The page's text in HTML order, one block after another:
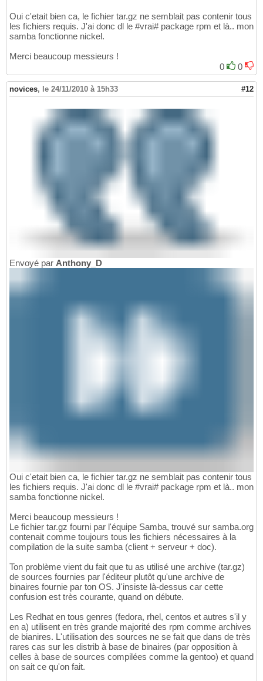
Oui c'etait bien ca, le fichier tar.gz ne semblait pas contenir tous
les fichiers requis. J'ai donc dl le #vrai# package rpm et là.. mon
samba fonctionne nickel.
Merci beaucoup messieurs !
0
0
novices, le 24/11/2010 à 15h33 #12
Envoyé par Anthony_D
Oui c'etait bien ca, le fichier tar.gz ne semblait pas contenir tous
les fichiers requis. J'ai donc dl le #vrai# package rpm et là.. mon
samba fonctionne nickel.
Merci beaucoup messieurs !
Le fichier tar.gz fourni par l'équipe Samba, trouvé sur samba.org
contenait comme toujours tous les fichiers nécessaires à la
compilation de la suite samba (client + serveur + doc).
Ton problème vient du fait que tu as utilisé une archive (tar.gz)
de sources fournies par l'éditeur plutôt qu'une archive de
binaires fournie par ton OS. J'insiste là-dessus car cette
confusion est très courante, quand on débute.
Les Redhat en tous genres (fedora, rhel, centos et autres s'il y
en a) utilisent en très grande majorité des rpm comme archives
de bianires. L'utilisation des sources ne se fait que dans de très
rares cas sur les distrib à base de binaires (par opposition à
celles à base de sources compilées comme la gentoo) et quand
on sait ce qu'on fait.